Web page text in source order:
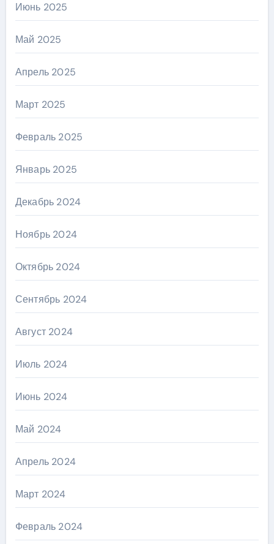
Июнь 2025
Май 2025
Апрель 2025
Март 2025
Февраль 2025
Январь 2025
Декабрь 2024
Ноябрь 2024
Октябрь 2024
Сентябрь 2024
Август 2024
Июль 2024
Июнь 2024
Май 2024
Апрель 2024
Март 2024
Февраль 2024